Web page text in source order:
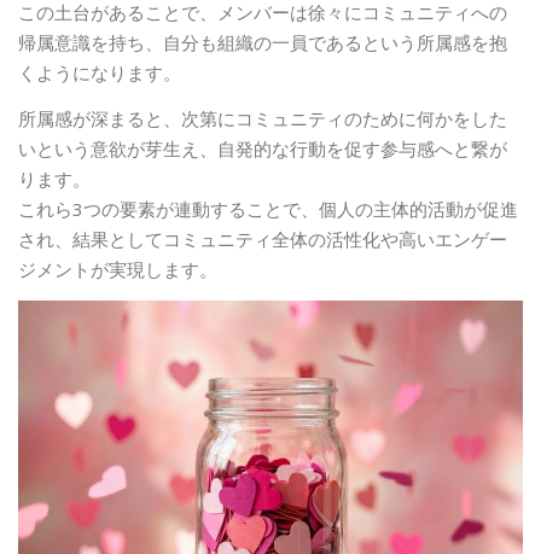
この土台があることで、メンバーは徐々にコミュニティへの
帰属意識を持ち、自分も組織の一員であるという所属感を抱
くようになります。
所属感が深まると、次第にコミュニティのために何かをした
いという意欲が芽生え、自発的な行動を促す参与感へと繋が
ります。
これら3つの要素が連動することで、個人の主体的活動が促進
され、結果としてコミュニティ全体の活性化や高いエンゲー
ジメントが実現します。